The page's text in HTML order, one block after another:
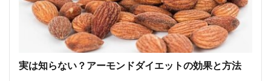
実は知らない？アーモンドダイエットの効果と方法